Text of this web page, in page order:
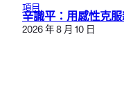
項目
辛識平：用感性克
2026 年 8 月 10 日